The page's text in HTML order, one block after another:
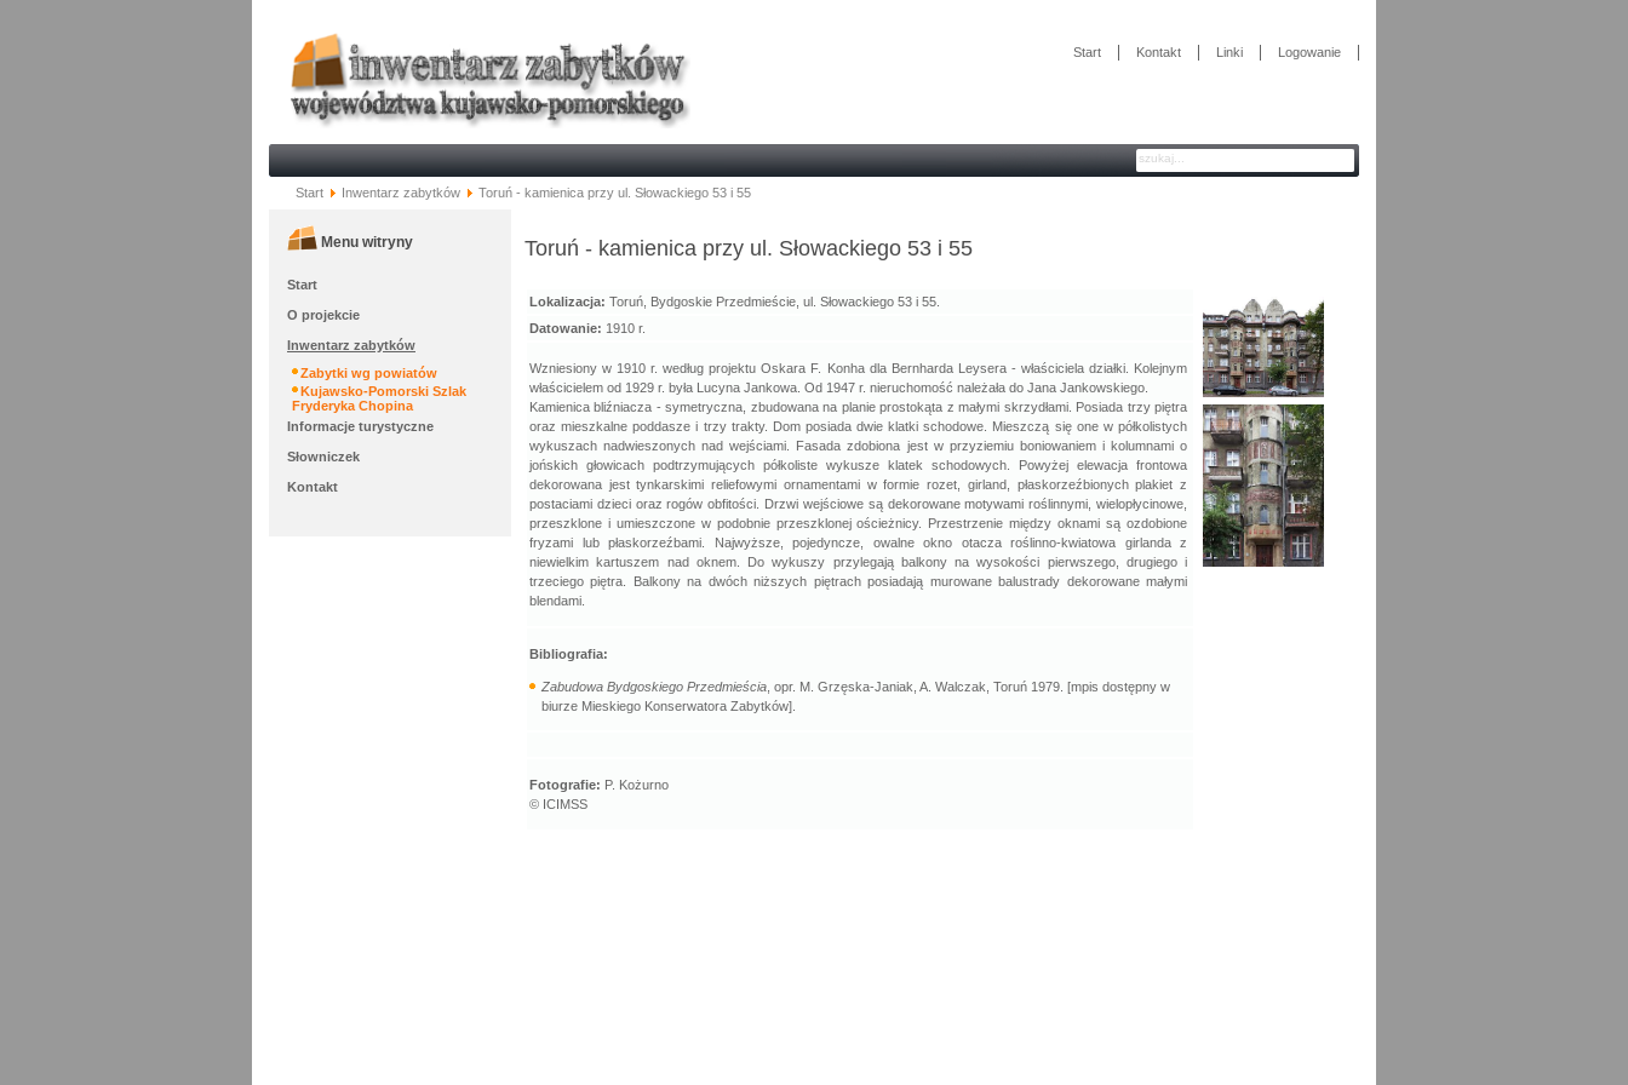
Start Kontakt Linki Logowanie
Start Inwentarz zabytków Toruń - kamienica przy ul. Słowackiego 53 i 55
Menu witryny
Start
O projekcie
Inwentarz zabytków
Zabytki wg powiatów
Kujawsko-Pomorski Szlak
Fryderyka Chopina
Informacje turystyczne
Słowniczek
Kontakt
Toruń - kamienica przy ul. Słowackiego 53 i 55
Lokalizacja: Toruń, Bydgoskie Przedmieście, ul. Słowackiego 53 i 55.
Datowanie: 1910 r.
Wzniesiony w 1910 r. według projektu Oskara F. Konha dla Bernharda Leysera - właściciela działki. Kolejnym
właścicielem od 1929 r. była Lucyna Jankowa. Od 1947 r. nieruchomość należała do Jana Jankowskiego.
Kamienica bliźniacza - symetryczna, zbudowana na planie prostokąta z małymi skrzydłami. Posiada trzy piętra
oraz mieszkalne poddasze i trzy trakty. Dom posiada dwie klatki schodowe. Mieszczą się one w półkolistych
wykuszach nadwieszonych nad wejściami. Fasada zdobiona jest w przyziemiu boniowaniem i kolumnami o
jońskich głowicach podtrzymujących półkoliste wykusze klatek schodowych. Powyżej elewacja frontowa
dekorowana jest tynkarskimi reliefowymi ornamentami w formie rozet, girland, płaskorzeźbionych plakiet z
postaciami dzieci oraz rogów obfitości. Drzwi wejściowe są dekorowane motywami roślinnymi, wielopłycinowe,
przeszklone i umieszczone w podobnie przeszklonej ościeżnicy. Przestrzenie między oknami są ozdobione
fryzami lub płaskorzeźbami. Najwyższe, pojedyncze, owalne okno otacza roślinno-kwiatowa girlanda z
niewielkim kartuszem nad oknem. Do wykuszy przylegają balkony na wysokości pierwszego, drugiego i
trzeciego piętra. Balkony na dwóch niższych piętrach posiadają murowane balustrady dekorowane małymi
blendami.
Bibliografia:
Zabudowa Bydgoskiego Przedmieścia , opr. M. Grzęska-Janiak, A. Walczak, Toruń 1979. [mpis dostępny w
biurze Mieskiego Konserwatora Zabytków].
Fotografie: P. Kożurno
© ICIMSS